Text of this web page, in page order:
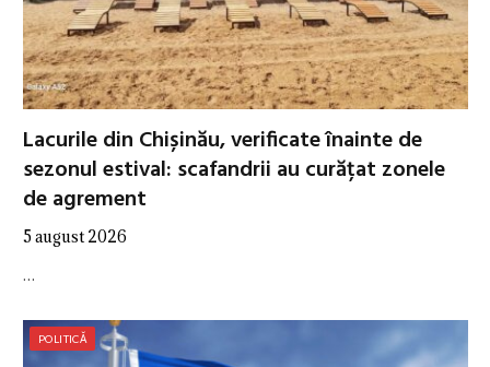
Lacurile din Chișinău, verificate înainte de
sezonul estival: scafandrii au curățat zonele
de agrement
5 august 2026
…
POLITICĂ